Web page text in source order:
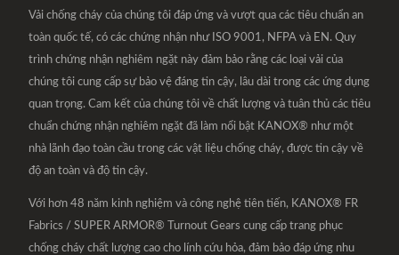
Vải chống cháy của chúng tôi đáp ứng và vượt qua các tiêu chuẩn an
toàn quốc tế, có các chứng nhận như ISO 9001, NFPA và EN. Quy
trình chứng nhận nghiêm ngặt này đảm bảo rằng các loại vải của
chúng tôi cung cấp sự bảo vệ đáng tin cậy, lâu dài trong các ứng dụng
quan trọng. Cam kết của chúng tôi về chất lượng và tuân thủ các tiêu
chuẩn chứng nhận nghiêm ngặt đã làm nổi bật KANOX® như một
nhà lãnh đạo toàn cầu trong các vật liệu chống cháy, được tin cậy về
độ an toàn và độ tin cậy.
Với hơn 48 năm kinh nghiệm và công nghệ tiên tiến, KANOX® FR
Fabrics / SUPER ARMOR® Turnout Gears cung cấp trang phục
chống cháy chất lượng cao cho lính cứu hỏa, đảm bảo đáp ứng nhu